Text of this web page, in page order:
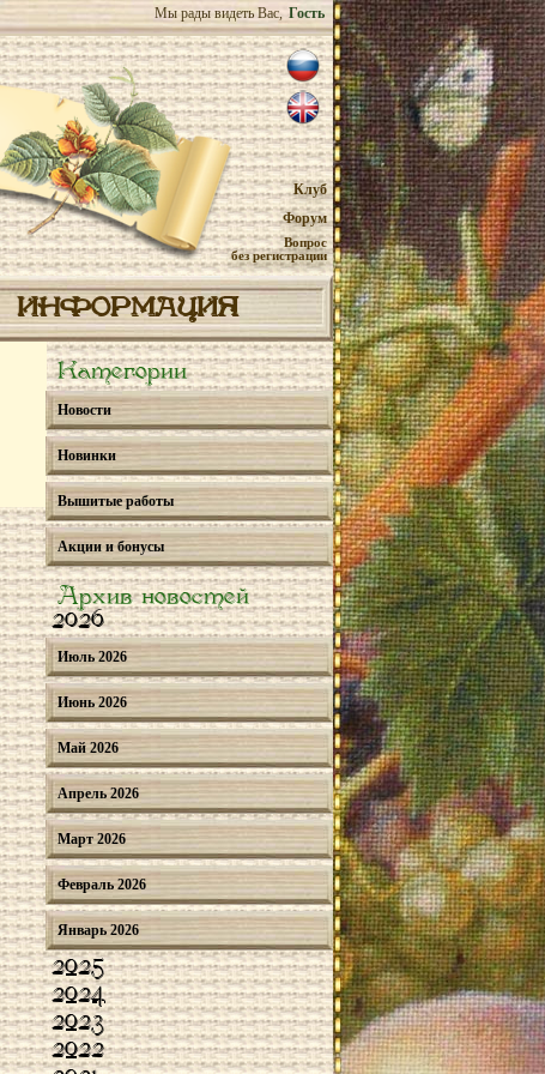
Мы рады видеть Вас, Гость
Клуб
Форум
Вопрос
без регистрации
ИНФОРМАЦИЯ
Категории
Новости
Новинки
Вышитые работы
Акции и бонусы
Архив новостей
2026
Июль 2026
Июнь 2026
Май 2026
Апрель 2026
Март 2026
Февраль 2026
Январь 2026
2025
2024
2023
2022